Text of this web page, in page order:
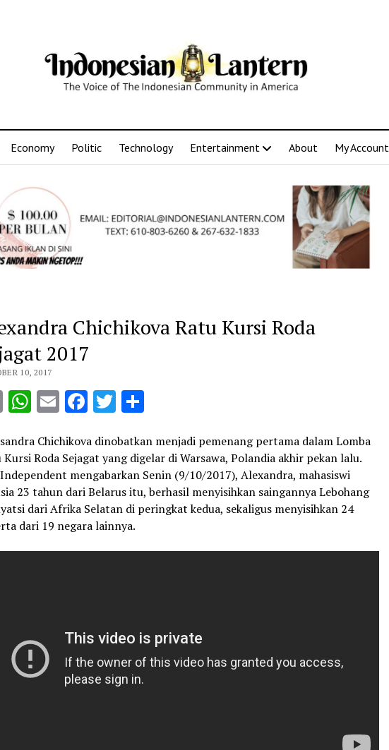
Economy Politic Technology Entertainment About My Account
Chichikova Ratu Kursi Roda
2017
10, 2017
CopyWhatsApp
EmailFacebook
Twitter
Share
Chichikova dinobatkan menjadi pemenang pertama dalam Lomba
Kursi Roda Sejagat yang digelar di Warsawa, Polandia akhir pekan lalu.
mengabarkan Senin (9/10/2017), Alexandra, mahasiswi
23 tahun dari Belarus itu, berhasil menyisihkan saingannya Lebohang
dari Afrika Selatan di peringkat kedua, sekaligus menyisihkan 24
dari 19 negara lainnya.